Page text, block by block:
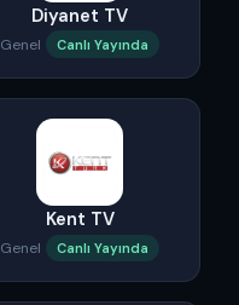
Diyanet TV
Genel Canlı Yayında
Kent TV
Genel Canlı Yayında